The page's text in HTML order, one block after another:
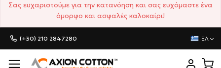
Σας ευχαριστούμε για την κατανόηση και σας ευχόμαστε ένα
όμορφο και ασφαλές καλοκαίρι!
(+30) 210 2847280 ΕΛ